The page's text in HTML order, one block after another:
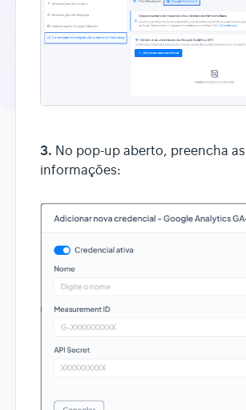
3. No pop-up aberto, preencha as
informações: